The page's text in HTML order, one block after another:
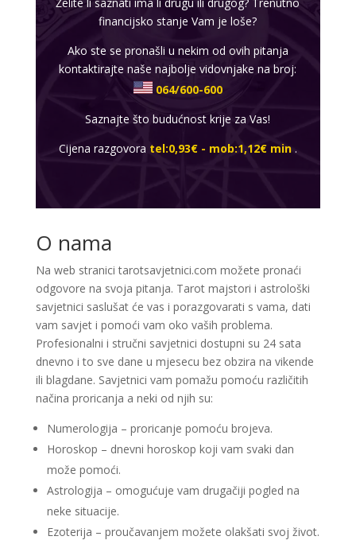
financijsko stanje Vam je loše?
Ako ste se pronašli u nekim od ovih pitanja
kontaktirajte naše najbolje vidovnjake na broj:
064/600-600
Saznajte što budućnost krije za Vas!
Cijena razgovora tel:0,93€ - mob:1,12€ min .
O nama
Na web stranici tarotsavjetnici.com možete pronaći
odgovore na svoja pitanja. Tarot majstori i astrološki
savjetnici saslušat će vas i porazgovarati s vama, dati
vam savjet i pomoći vam oko vaših problema.
Profesionalni i stručni savjetnici dostupni su 24 sata
dnevno i to sve dane u mjesecu bez obzira na vikende
ili blagdane. Savjetnici vam pomažu pomoću različitih
načina proricanja a neki od njih su:
Numerologija – proricanje pomoću brojeva.
Horoskop – dnevni horoskop koji vam svaki dan
može pomoći.
Astrologija – omogućuje vam drugačiji pogled na
neke situacije.
Ezoterija – proučavanjem možete olakšati svoj život.